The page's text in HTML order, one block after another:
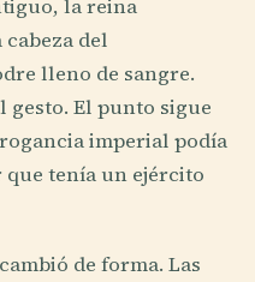
la reina
del
lleno de sangre.
gesto. El punto sigue
imperial podía
tenía un ejército
de forma. Las